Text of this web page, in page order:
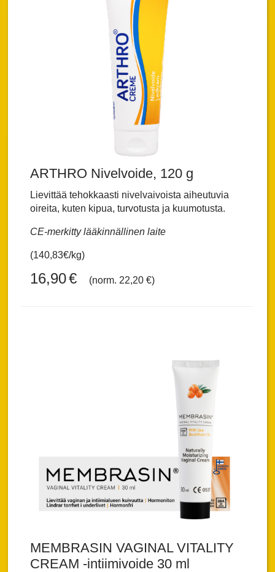
ARTHRO Nivelvoide, 120 g
Lievittää tehokkaasti nivelvaivoista aiheutuvia
oireita, kuten kipua, turvotusta ja kuumotusta.
CE-merkitty lääkinnällinen laite
(140,83€/kg)
16,90€ (norm. 22,20 €)
MEMBRASIN VAGINAL VITALITY
CREAM -intiimivoide 30 ml